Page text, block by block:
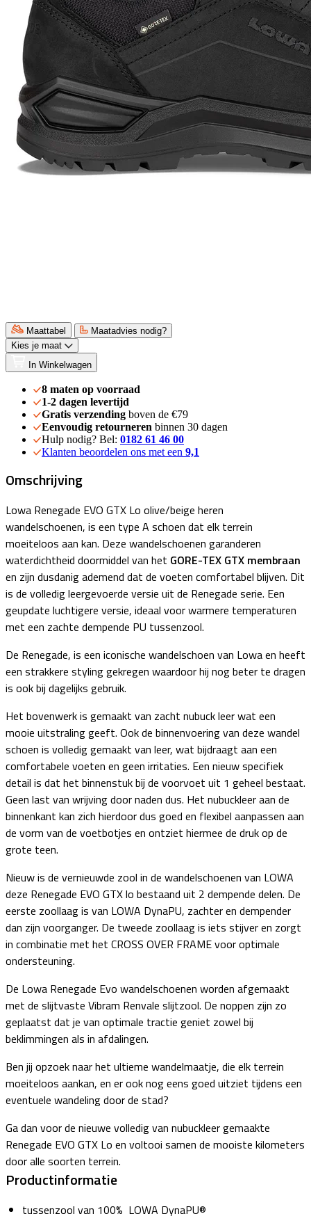
Maattabel
Maatadvies nodig?
Kies je maat
In Winkelwagen
8 maten op voorraad
1-2 dagen levertijd
Gratis verzending boven de €79
Eenvoudig retourneren binnen 30 dagen
Hulp nodig? Bel: 0182 61 46 00
Klanten beoordelen ons met een 9,1
Omschrijving
Lowa Renegade EVO GTX Lo olive/beige heren
wandelschoenen, is een type A schoen dat elk terrein
moeiteloos aan kan. Deze wandelschoenen garanderen
waterdichtheid doormiddel van het GORE-TEX GTX membraan
en zijn dusdanig ademend dat de voeten comfortabel blijven. Dit
is de volledig leergevoerde versie uit de Renegade serie. Een
geupdate luchtigere versie, ideaal voor warmere temperaturen
met een zachte dempende PU tussenzool.
De Renegade, is een iconische wandelschoen van Lowa en heeft
een strakkere styling gekregen waardoor hij nog beter te dragen
is ook bij dagelijks gebruik.
Het bovenwerk is gemaakt van zacht nubuck leer wat een
mooie uitstraling geeft. Ook de binnenvoering van deze wandel
schoen is volledig gemaakt van leer, wat bijdraagt aan een
comfortabele voeten en geen irritaties. Een nieuw specifiek
detail is dat het binnenstuk bij de voorvoet uit 1 geheel bestaat.
Geen last van wrijving door naden dus. Het nubuckleer aan de
binnenkant kan zich hierdoor dus goed en flexibel aanpassen aan
de vorm van de voetbotjes en ontziet hiermee de druk op de
grote teen.
Nieuw is de vernieuwde zool in de wandelschoenen van LOWA
deze Renegade EVO GTX lo bestaand uit 2 dempende delen. De
eerste zoollaag is van LOWA DynaPU, zachter en dempender
dan zijn voorganger. De tweede zoollaag is iets stijver en zorgt
in combinatie met het CROSS OVER FRAME voor optimale
ondersteuning.
De Lowa Renegade Evo wandelschoenen worden afgemaakt
met de slijtvaste Vibram Renvale slijtzool. De noppen zijn zo
geplaatst dat je van optimale tractie geniet zowel bij
beklimmingen als in afdalingen.
Ben jij opzoek naar het ultieme wandelmaatje, die elk terrein
moeiteloos aankan, en er ook nog eens goed uitziet tijdens een
eventuele wandeling door de stad?
Ga dan voor de nieuwe volledig van nubuckleer gemaakte
Renegade EVO GTX Lo en voltooi samen de mooiste kilometers
door alle soorten terrein.
Productinformatie
tussenzool van 100% LOWA DynaPU®